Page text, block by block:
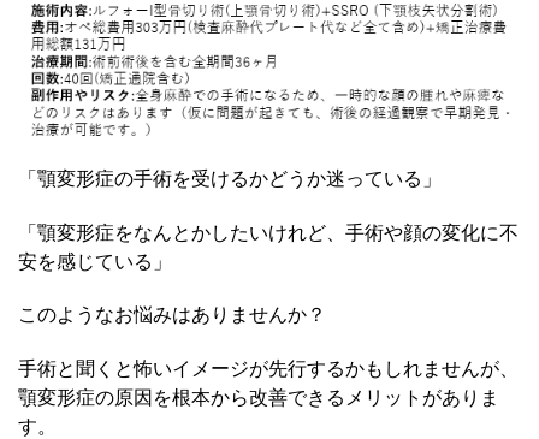
「顎変形症の手術を受けるかどうか迷っている」
「顎変形症をなんとかしたいけれど、手術や顔の変化に不
安を感じている」
このようなお悩みはありませんか？
手術と聞くと怖いイメージが先行するかもしれませんが、
顎変形症の原因を根本から改善できるメリットがありま
す。